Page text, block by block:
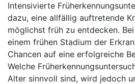
Intensivierte
dazu, eine allfällig auftretende
möglichst früh zu entdecken.
einem frühen Stadium der
Chancen auf eine erfolgreiche
Welche
Alter sinnvoll sind, wird jedoch